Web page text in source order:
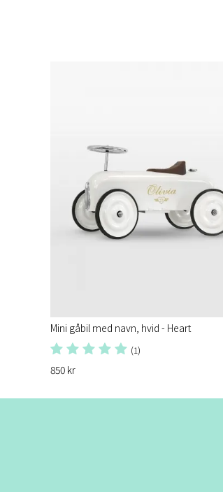
Mini gåbil med navn, hvid - Heart
(1)
850 kr